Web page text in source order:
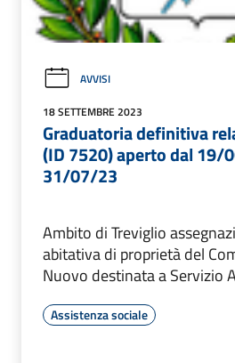
AVVISI
18 SETTEMBRE 2023
Graduatoria definitiva
(ID 7520) aperto dal 19/
31/07/23
Ambito di Treviglio
abitativa di proprietà del
Nuovo destinata a Servizio
Assistenza sociale